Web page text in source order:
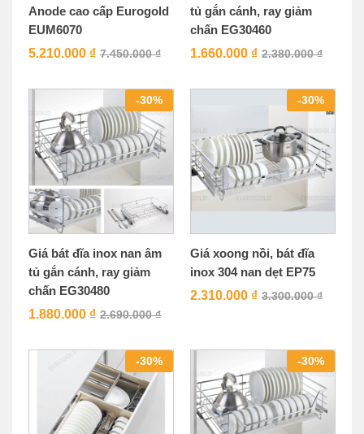
Anode cao cấp Eurogold
EUM6070
5.210.000 ₫ 7.450.000₫
tủ gắn cánh, ray giảm
chấn EG30460
1.660.000 ₫ 2.380.000₫
-30%
Giá bát đĩa inox nan âm
tủ gắn cánh, ray giảm
chấn EG30480
1.880.000 ₫ 2.690.000₫
-30%
Giá xoong nồi, bát đĩa
inox 304 nan dẹt EP75
2.310.000 ₫ 3.300.000₫
-30% -30%